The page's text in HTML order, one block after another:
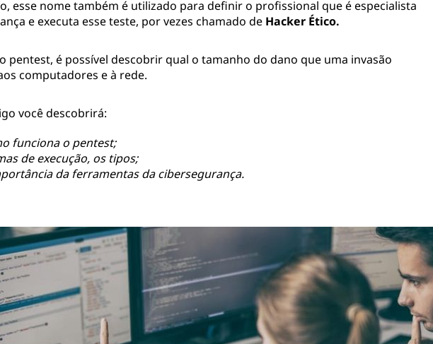
esse nome também é utilizado para definir o profissional que é especialista
e executa esse teste, por vezes chamado de Hacker Ético.
pentest, é possível descobrir qual o tamanho do dano que uma invasão
computadores e à rede.
você descobrirá:
funciona o pentest;
de execução, os tipos;
da ferramentas da cibersegurança.